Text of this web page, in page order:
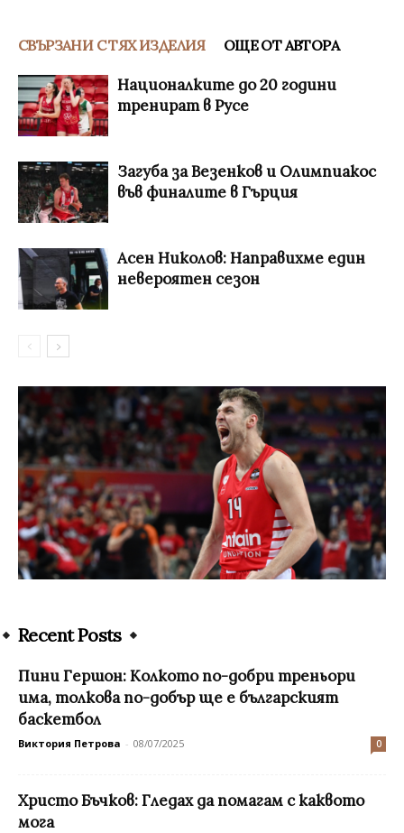
СВЪРЗАНИ С ТЯХ ИЗДЕЛИЯ ОЩЕ ОТ АВТОРА
Националките до 20 години
тренират в Русе
Загуба за Везенков и Олимпиакос
във финалите в Гърция
Асен Николов: Направихме един
невероятен сезон
Recent Posts
Пини Гершон: Колкото по-добри треньори
има, толкова по-добър ще е българският
баскетбол
Виктория Петрова - 08/07/2025 0
Христо Бъчков: Гледах да помагам с каквото
мога